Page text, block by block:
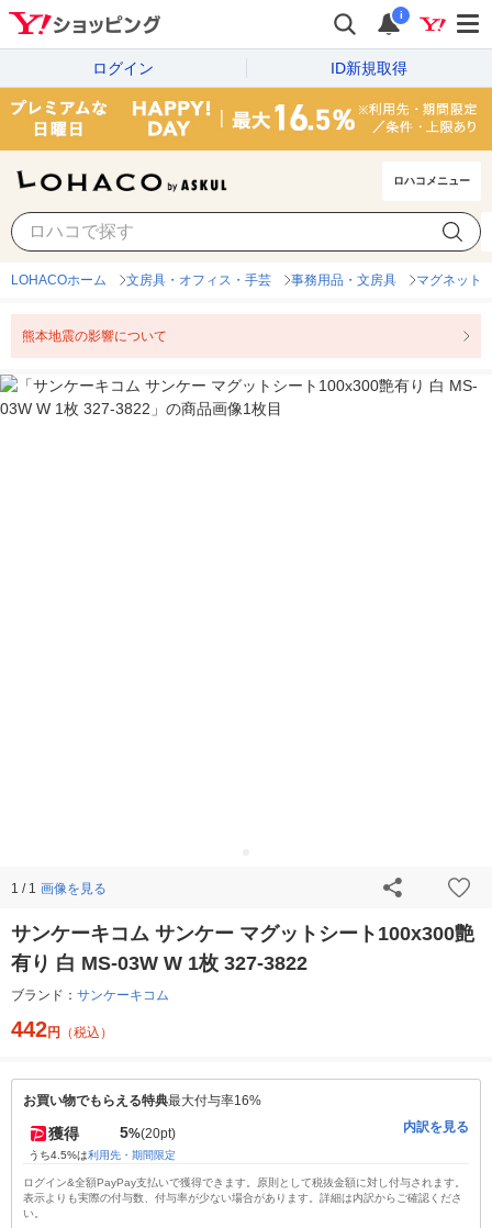
i
ログイン ID新規取得
ロハコメニュー
LOHACOホーム 文房具・オフィス・手芸 事務用品・文房具 マグネット
熊本地震の影響について
1 / 1 画像を見る
サンケーキコム サンケー マグットシート100x300艶
有り 白 MS-03W W 1枚 327-3822
ブランド： サンケーキコム
442円 （税込）
お買い物でもらえる特典最大付与率16%
獲得 5%(20pt)
うち4.5%は利用先・期間限定
内訳を見る
ログイン&全額PayPay支払いで獲得できます。原則として税抜金額に対し付与されます。
表示よりも実際の付与数、付与率が少ない場合があります。詳細は内訳からご確認くださ
い。